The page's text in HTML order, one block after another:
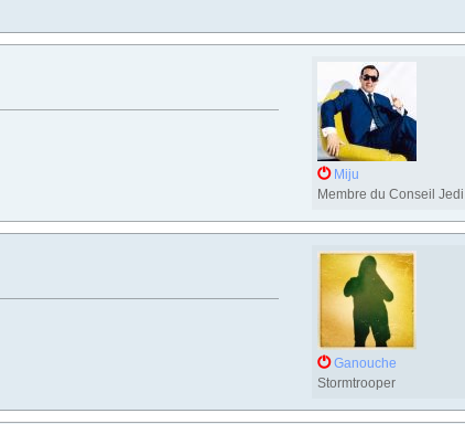
Miju
Membre du Conseil Jedi
Ganouche
Stormtrooper